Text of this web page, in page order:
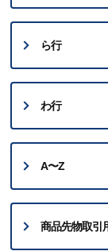
ら行
わ行
A〜Z
商品先物取引